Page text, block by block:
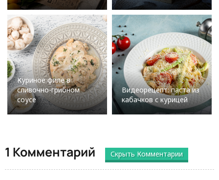
Куриное филе в
сливочно-грибном
соусе
Видеорецепт: паста из
кабачков с курицей
1 Комментарий Скрыть Комментарии